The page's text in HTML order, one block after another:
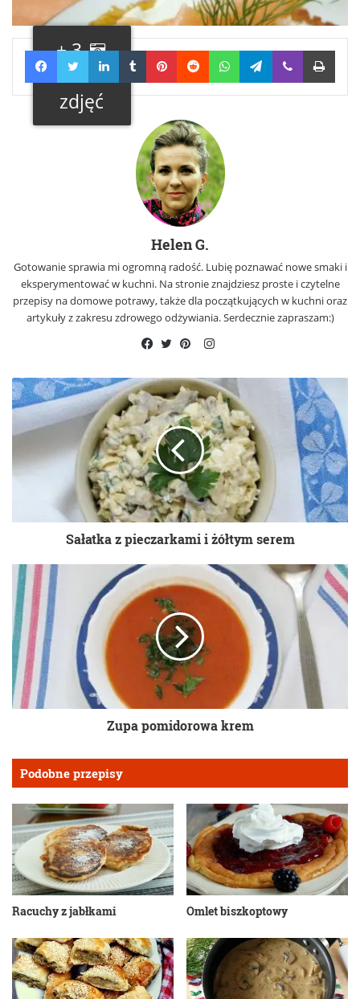
+ 3
Galeria
zdjęć
FacebookTwitterLinkedInTumblrPinterestRedditWhatsAppTelegramViber Print
Helen G.
Gotowanie sprawia mi ogromną radość. Lubię poznawać nowe smaki i
eksperymentować w kuchni. Na stronie znajdziesz proste i czytelne
przepisy na domowe potrawy, także dla początkujących w kuchni oraz
artykuły z zakresu zdrowego odżywiania. Serdecznie zapraszam:)
Instagram
Sałatka z pieczarkami i żółtym serem
Zupa pomidorowa krem
Podobne przepisy
Racuchy z jabłkami Omlet biszkoptowy